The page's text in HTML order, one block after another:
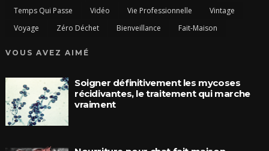
Temps Qui Passe
Vidéo Vie Professionnelle
Vintage
Voyage
Zéro Déchet Bienveillance Fait-Maison
VOUS AVEZ AIMÉ
Soigner définitivement les mycoses
récidivantes, le traitement qui marche
vraiment